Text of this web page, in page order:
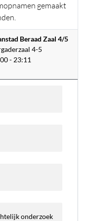
gemaakt
Beraad Zaal 4/5
4-5
- 23:11
onderzoek